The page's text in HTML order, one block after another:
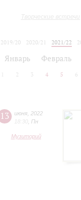
Творческие встречи
2019/20 2020/21 2021/22
Январь Февраль
2 3 4 5 6
13 июня 2022
18:30 Пн
Музиторий